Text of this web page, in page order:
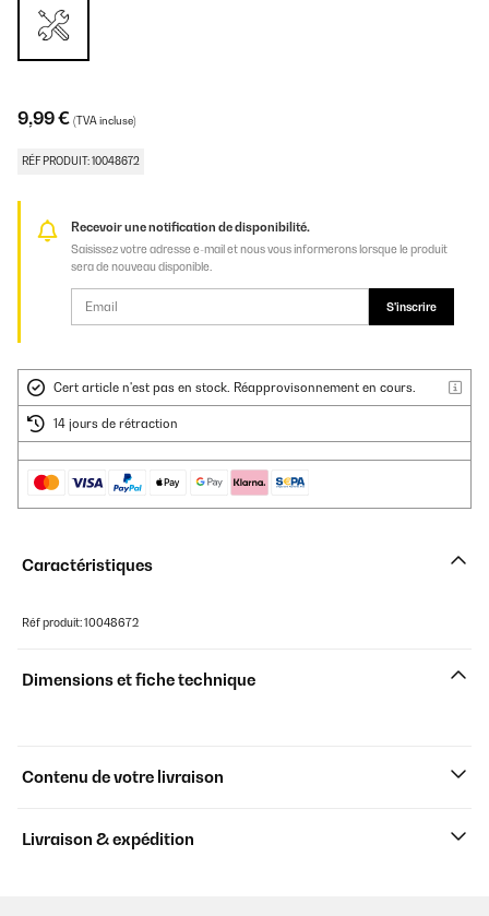
9,99 € (TVA incluse)
RÉF PRODUIT: 10048672
Recevoir une notification de disponibilité.
Saisissez votre adresse e-mail et nous vous informerons lorsque le produit
sera de nouveau disponible.
S'inscrire
Cert article n'est pas en stock. Réapprovisonnement en cours.
14 jours de rétraction
Caractéristiques
Réf produit: 10048672
Dimensions et fiche technique
Contenu de votre livraison
Livraison & expédition